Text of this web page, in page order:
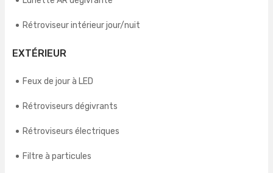
Rétroviseur intérieur jour/nuit
EXTÉRIEUR
Feux de jour à LED
Rétroviseurs dégivrants
Rétroviseurs électriques
Filtre à particules